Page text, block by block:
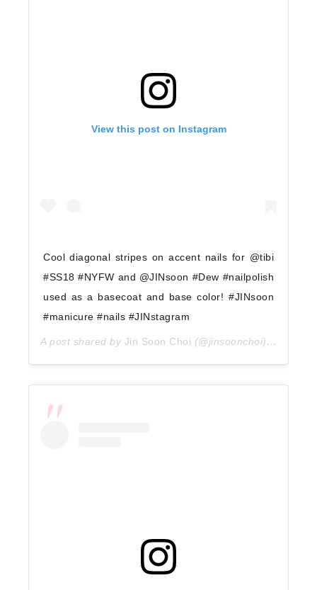
View this post on Instagram
Cool diagonal stripes on accent nails for @tibi
#SS18 #NYFW and @JINsoon #Dew #nailpolish
used as a basecoat and base color! #JINsoon
#manicure #nails #JINstagram
A post shared by Jin Soon Choi (@jinsoonchoi) on